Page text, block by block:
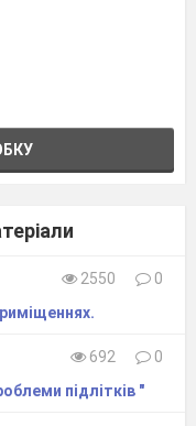
2550
0
692
0
підлітків "